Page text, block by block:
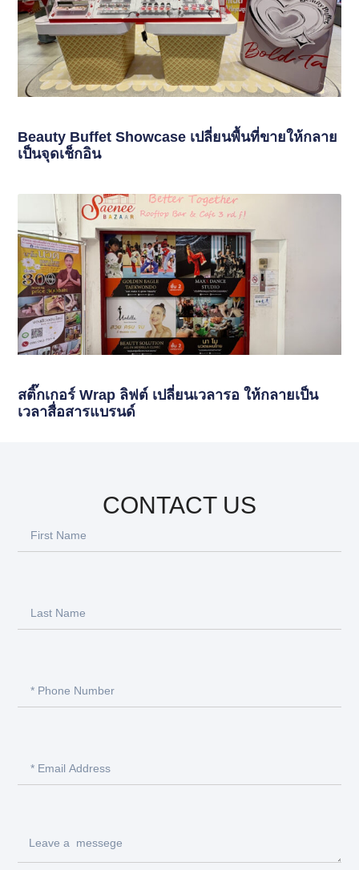
Beauty Buffet Showcase เปลี่ยนพื้นที่ขายให้กลาย
เป็นจุดเช็กอิน
สติ๊กเกอร์ Wrap ลิฟต์ เปลี่ยนเวลารอ ให้กลายเป็น
เวลาสื่อสารแบรนด์
CONTACT US